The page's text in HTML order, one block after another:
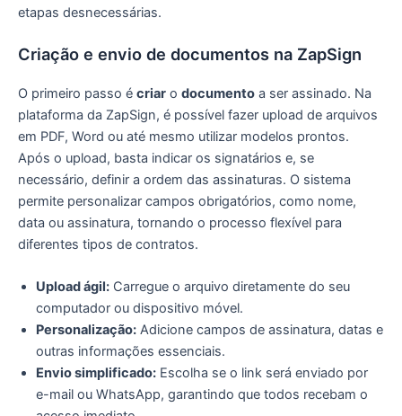
etapas desnecessárias.
Criação e envio de documentos na ZapSign
O primeiro passo é criar o documento a ser assinado. Na
plataforma da ZapSign, é possível fazer upload de arquivos
em PDF, Word ou até mesmo utilizar modelos prontos.
Após o upload, basta indicar os signatários e, se
necessário, definir a ordem das assinaturas. O sistema
permite personalizar campos obrigatórios, como nome,
data ou assinatura, tornando o processo flexível para
diferentes tipos de contratos.
Upload ágil: Carregue o arquivo diretamente do seu
computador ou dispositivo móvel.
Personalização: Adicione campos de assinatura, datas e
outras informações essenciais.
Envio simplificado: Escolha se o link será enviado por
e-mail ou WhatsApp, garantindo que todos recebam o